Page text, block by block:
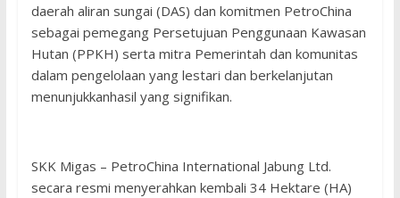
daerah aliran sungai (DAS) dan komitmen PetroChina
sebagai pemegang Persetujuan Penggunaan Kawasan
Hutan (PPKH) serta mitra Pemerintah dan komunitas
dalam pengelolaan yang lestari dan berkelanjutan
menunjukkanhasil yang signifikan.
SKK Migas – PetroChina International Jabung Ltd.
secara resmi menyerahkan kembali 34 Hektare (HA)